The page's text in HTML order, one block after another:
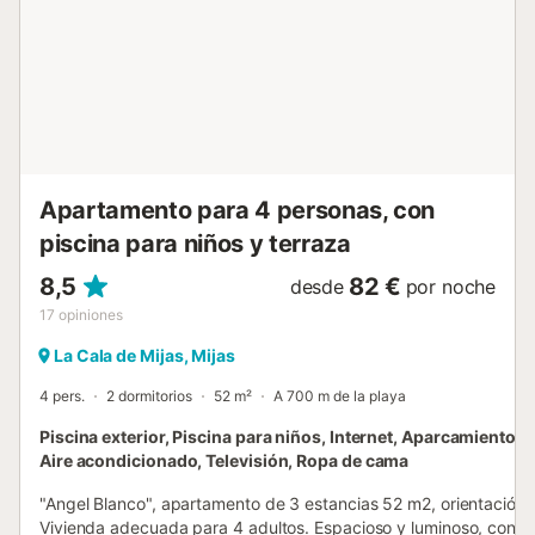
Apartamento para 4 personas, con
piscina para niños y terraza
8,5
17 opiniones
desde 82 € por noche
La Cala de Mijas, Mijas
4 pers. 2 dormitorios 52 m² A 700 m de la playa
Piscina exterior, Piscina para niños, Internet, Aparcamiento,
Aire acondicionado, Televisión, Ropa de cama
"Angel Blanco", apartamento de 3 estancias 52 m2, orientación
Vivienda adecuada para 4 adultos. Espacioso y luminoso, con